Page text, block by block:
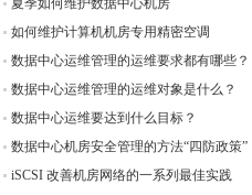
夏季如何维护数据中心机房
如何维护计算机机房专用精密空调
数据中心运维管理的运维要求都有哪些？
数据中心运维管理的运维对象是什么？
数据中心运维要达到什么目标？
数据中心机房安全管理的方法“四防政策”
iSCSI 改善机房网络的一系列最佳实践